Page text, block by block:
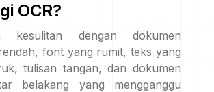
OCR?
kesulitan dengan dokumen
font yang rumit, teks yang
tulisan tangan, dan dokumen
belakang yang mengganggu